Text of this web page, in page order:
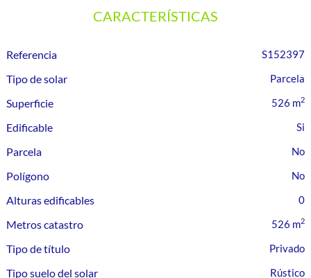
CARACTERÍSTICAS
Referencia S152397
Tipo de solar Parcela
Superficie 526 m2
Edificable
Parcela
Polígono
Alturas edificables
0
Metros catastro 526 m2
Tipo de título Privado
Tipo suelo del solar Rústico